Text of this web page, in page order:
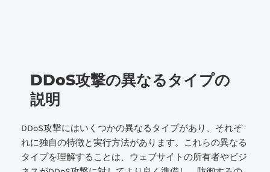
DDoS攻撃の異なるタイプの
説明
DDoS攻撃にはいくつかの異なるタイプがあり、それぞ
れに独自の特徴と実行方法があります。これらの異なる
タイプを理解することは、ウェブサイトの所有者やビジ